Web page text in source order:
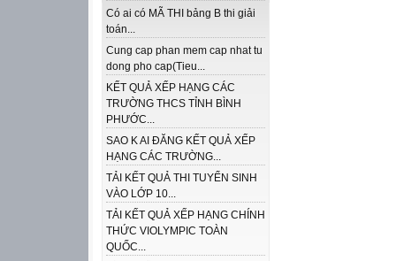
Có ai có MÃ THI bảng B thi giải
toán...
Cung cap phan mem cap nhat tu
dong pho cap(Tieu...
KẾT QUẢ XẾP HẠNG CÁC
TRƯỜNG THCS TỈNH BÌNH
PHƯỚC...
SAO K AI ĐĂNG KẾT QUẢ XẾP
HẠNG CÁC TRƯỜNG...
TẢI KẾT QUẢ THI TUYỂN SINH
VÀO LỚP 10...
TẢI KẾT QUẢ XẾP HẠNG CHÍNH
THỨC VIOLYMPIC TOÀN
QUỐC...